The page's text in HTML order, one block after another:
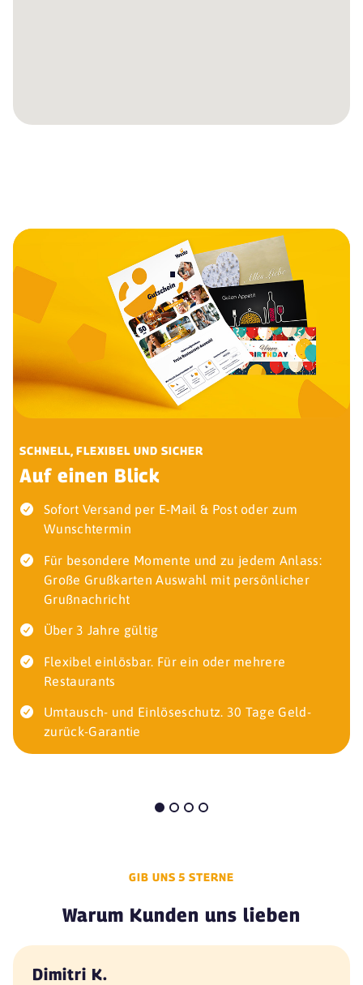
SCHNELL, FLEXIBEL UND SICHER
Auf einen Blick
Sofort Versand per E-Mail & Post oder zum
Wunschtermin
Für besondere Momente und zu jedem Anlass:
Große Grußkarten Auswahl mit persönlicher
Grußnachricht
Über 3 Jahre gültig
Flexibel einlösbar. Für ein oder mehrere
Restaurants
Umtausch- und Einlöseschutz. 30 Tage Geld-
zurück-Garantie
GIB UNS 5 STERNE
Warum Kunden uns lieben
Dimitri K.